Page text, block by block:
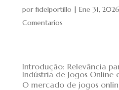
porfidelportillo | Ene 31, 2026
Comentarios
Introdução: Relevância
Indústria de Jogos Online
O mercado de jogos